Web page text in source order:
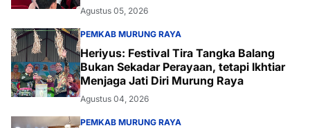
Agustus 05, 2026
PEMKAB MURUNG RAYA
Heriyus: Festival Tira Tangka Balang
Bukan Sekadar Perayaan, tetapi Ikhtiar
Menjaga Jati Diri Murung Raya
Agustus 04, 2026
PEMKAB MURUNG RAYA